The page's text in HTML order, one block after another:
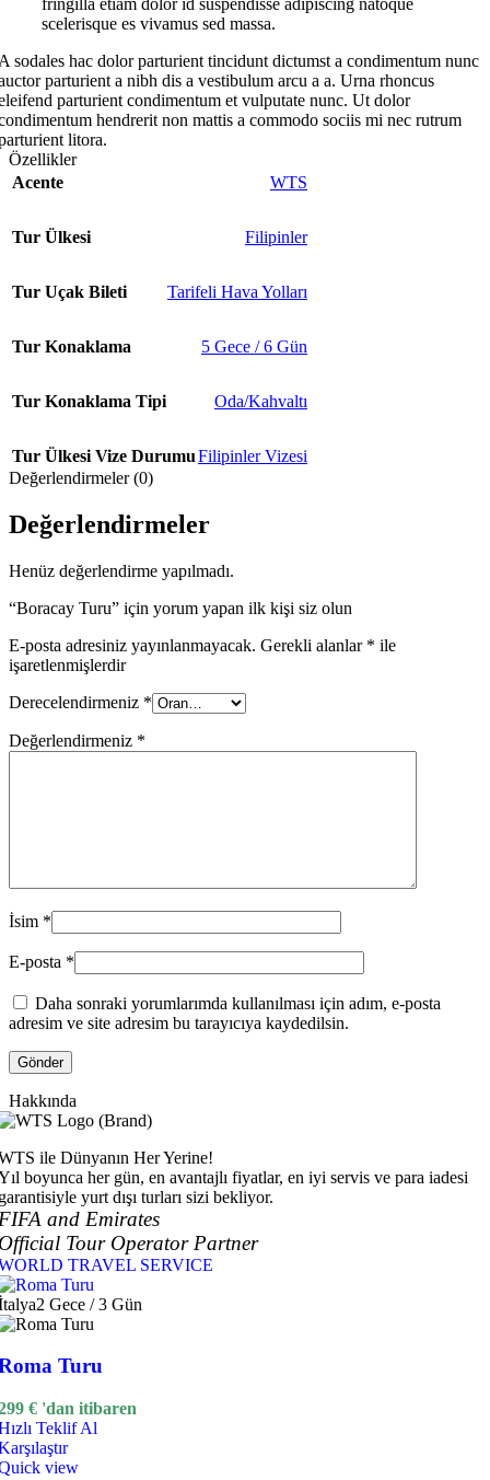
scelerisque es vivamus sed massa.
sodales hac dolor parturient tincidunt dictumst a condimentum nunc
parturient a nibh dis a vestibulum arcu a a. Urna rhoncus
parturient condimentum et vulputate nunc. Ut dolor
hendrerit non mattis a commodo sociis mi nec rutrum
litora.
Özellikler
Acente
WTS
Tur Ülkesi Filipinler
Tur Uçak Bileti Tarifeli Hava Yolları
Tur Konaklama 5 Gece / 6 Gün
Tur Konaklama Tipi Oda/Kahvaltı
Tur Ülkesi Vize DurumuFilipinler Vizesi
Değerlendirmeler (0)
Değerlendirmeler
Henüz değerlendirme yapılmadı.
“Boracay Turu” için yorum yapan ilk kişi siz olun
E-posta adresiniz yayınlanmayacak. Gerekli alanlar * ile
işaretlenmişlerdir
Derecelendirmeniz *
Değerlendirmeniz *
İsim *
E-posta *
Daha sonraki yorumlarımda kullanılması için adım, e-posta
adresim ve site adresim bu tarayıcıya kaydedilsin.
Hakkında
ile Dünyanın Her Yerine!
boyunca her gün, en avantajlı fiyatlar, en iyi servis ve para iadesi
yurt dışı turları sizi bekliyor.
and Emirates
Tour Operator Partner
TRAVEL SERVICE
2 Gece / 3 Gün
Turu
€ 'dan itibaren
Teklif Al
view